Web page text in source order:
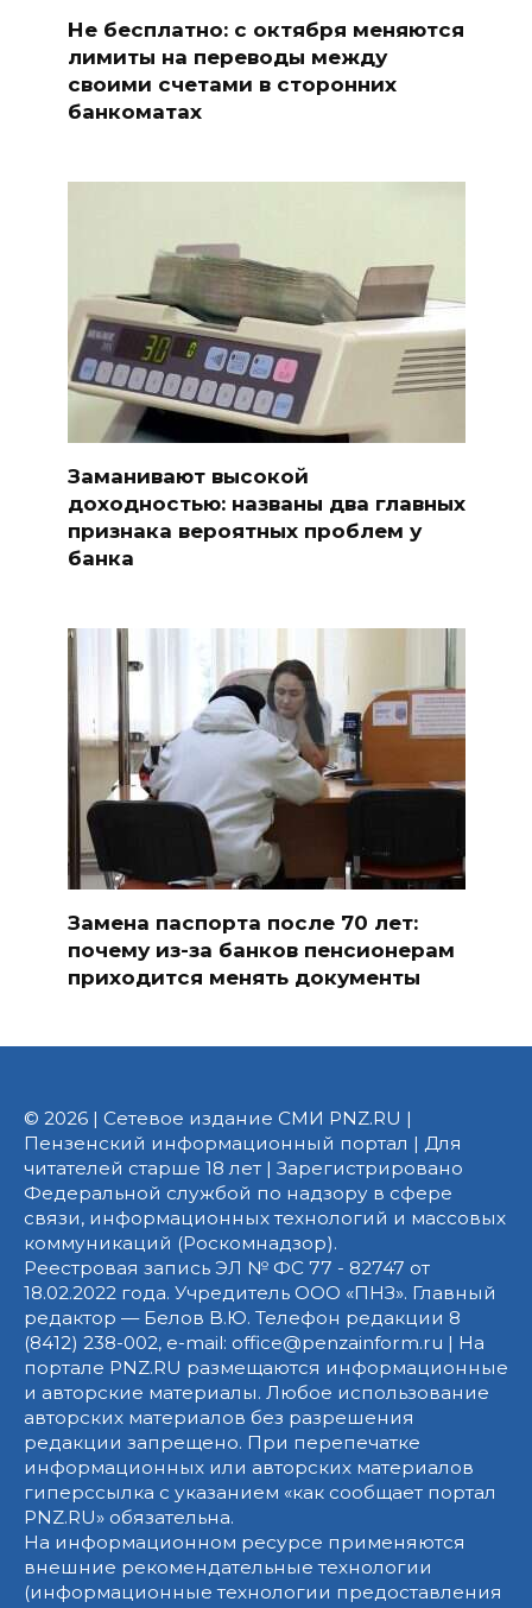
Не бесплатно: с октября меняются
лимиты на переводы между
своими счетами в сторонних
банкоматах
Заманивают высокой
доходностью: названы два главных
признака вероятных проблем у
банка
Замена паспорта после 70 лет:
почему из-за банков пенсионерам
приходится менять документы
© 2026 | Сетевое издание СМИ PNZ.RU |
Пензенский информационный портал | Для
читателей старше 18 лет | Зарегистрировано
Федеральной службой по надзору в сфере
связи, информационных технологий и массовых
коммуникаций (Роскомнадзор).
Реестровая запись ЭЛ № ФС 77 - 82747 от
18.02.2022 года. Учредитель ООО «ПНЗ». Главный
редактор — Белов В.Ю. Телефон редакции 8
(8412) 238-002, e-mail: office@penzainform.ru | На
портале PNZ.RU размещаются информационные
и авторские материалы. Любое использование
авторских материалов без разрешения
редакции запрещено. При перепечатке
информационных или авторских материалов
гиперссылка с указанием «как сообщает портал
PNZ.RU» обязательна.
На информационном ресурсе применяются
внешние рекомендательные технологии
(информационные технологии предоставления